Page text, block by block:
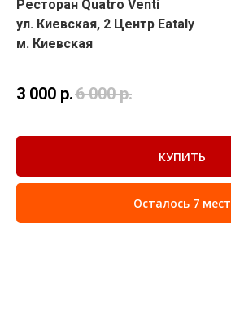
Ресторан Quatro Venti
ул. Киевская, 2 Центр Eataly
м. Киевская
3 000 р.6 000 р.
КУПИТЬ
Осталось 7 мест